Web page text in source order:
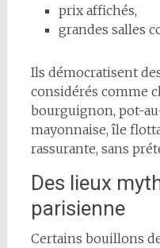
prix affichés,
grandes salles
Ils démocratisent
considérés comme
bourguignon, pot-
mayonnaise, île
rassurante, sans
Des lieux
parisienne
Certains bouillons